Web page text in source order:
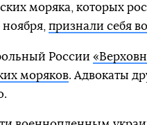
моряка, которых
признали себя
России
моряков. Адвокаты